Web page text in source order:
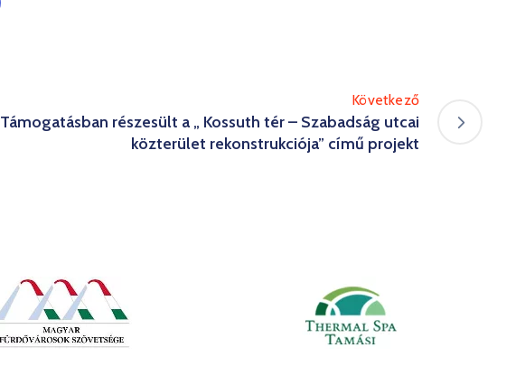
Következő
Támogatásban részesült a „ Kossuth tér – Szabadság utcai
közterület rekonstrukciója” című projekt